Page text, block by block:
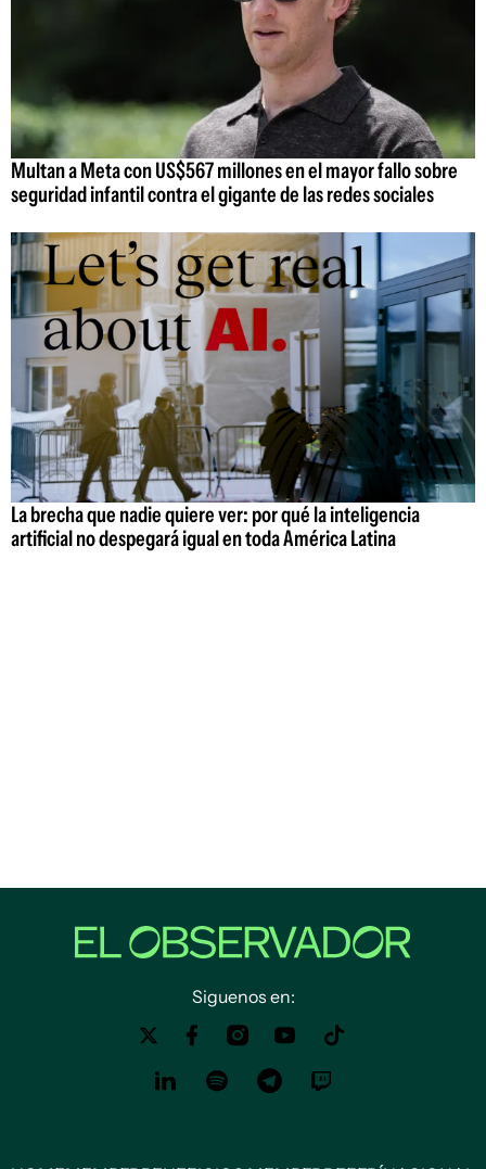
Multan a Meta con US$567 millones en el mayor fallo sobre
seguridad infantil contra el gigante de las redes sociales
La brecha que nadie quiere ver: por qué la inteligencia
artificial no despegará igual en toda América Latina
Siguenos en: